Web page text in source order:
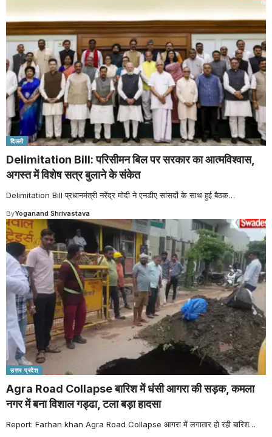
दिल्ली
Delimitation Bill: परिसीमन बिल पर सरकार का आत्मविश्वास,
अगस्त में विशेष सत्र बुलाने के संकेत
Delimitation Bill प्रधानमंत्री नरेंद्र मोदी ने एनडीए सांसदों के साथ हुई बैठक…
ByYoganand Shrivastava
उत्तर प्रदेश
Agra Road Collapse बारिश में धंसी आगरा की सड़क, कमला
नगर में बना विशाल गड्ढा, टला बड़ा हादसा
Report: Farhan khan Agra Road Collapse आगरा में लगातार हो रही बारिश…